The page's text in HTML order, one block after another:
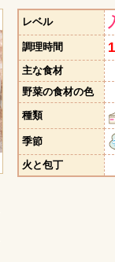
レベル
調理時間
主な食材
野菜の食材の色
種類
季節
火と包丁